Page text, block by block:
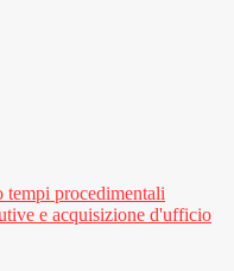
tempi procedimentali
e acquisizione d'ufficio